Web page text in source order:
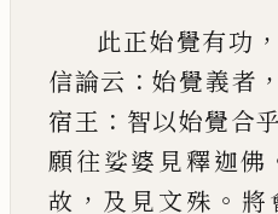
此正始覺有功 ，
信論云 ： 始覺義者 ，
宿王 ： 智以始覺合
願往娑婆見釋迦佛
故 ， 及見文殊 。 將